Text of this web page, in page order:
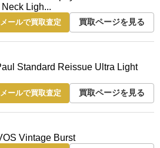
Ligh...
メールで買取査定 買取ページを見る
Standard Reissue Ultra Light
メールで買取査定 買取ページを見る
Vintage Burst